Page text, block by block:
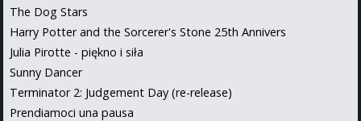
The Dog Stars
Harry Potter and the Sorcerer's Stone 25th Annivers
Julia Pirotte - piękno i siła
Sunny Dancer
Terminator 2: Judgement Day (re-release)
Prendiamoci una pausa